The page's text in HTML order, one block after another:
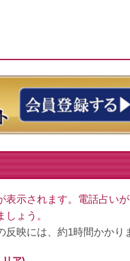
表示されます。電話占い
ょう。
映には、約1時間かかり